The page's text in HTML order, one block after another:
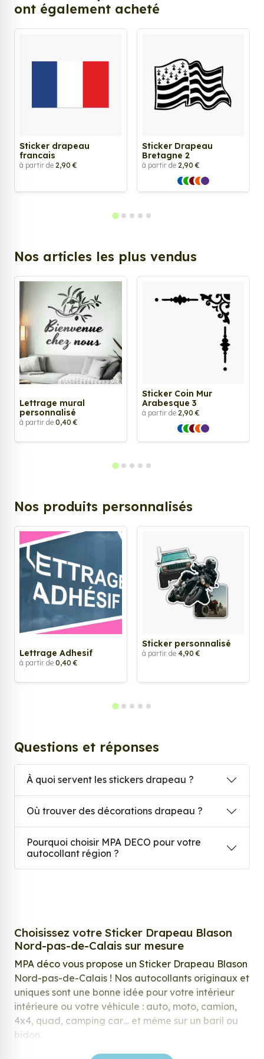
ont également acheté
Sticker drapeau
francais
à partir de 2,90 €
Sticker Drapeau
Bretagne 2
à partir de 2,90 €
Nos articles les plus vendus
Lettrage mural
personnalisé
à partir de 0,40 €
Sticker Coin Mur
Arabesque 3
à partir de 2,90 €
Nos produits personnalisés
Lettrage Adhesif
à partir de 0,40 €
Sticker personnalisé
à partir de 4,90 €
Questions et réponses
À quoi servent les stickers drapeau ?
Où trouver des décorations drapeau ?
Pourquoi choisir MPA DECO pour votre
autocollant région ?
Choisissez votre Sticker Drapeau Blason
Nord-pas-de-Calais sur mesure
MPA déco vous propose un Sticker Drapeau Blason
Nord-pas-de-Calais ! Nos autocollants originaux et
uniques sont une bonne idée pour votre intérieur
intérieure ou votre véhicule : auto, moto, camion,
4x4, quad, camping car… et même sur un baril ou
bidon.